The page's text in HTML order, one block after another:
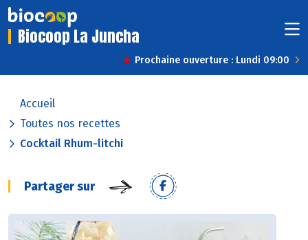
Biocoop La Juncha
Prochaine ouverture : Lundi 09:00
Accueil
Toutes nos recettes
Cocktail Rhum-litchi
Partager sur